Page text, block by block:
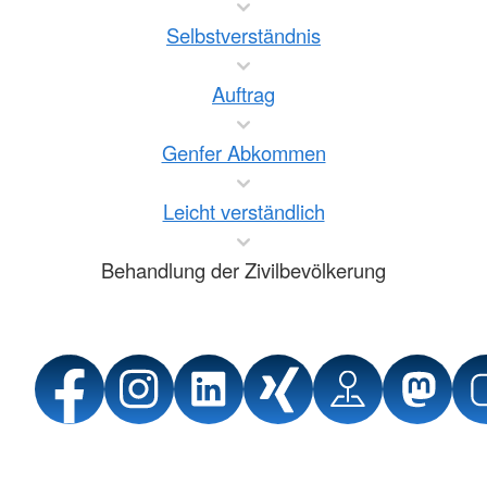
Selbstverständnis
Auftrag
Genfer Abkommen
Leicht verständlich
Behandlung der Zivilbevölkerung